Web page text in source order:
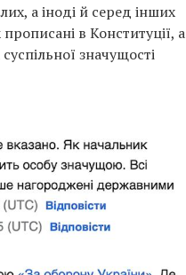
а іноді й серед інших
в Конституції, а
значущості